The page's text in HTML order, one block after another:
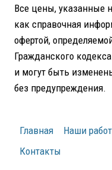
Все цены, указанные
как справочная
офертой,
Гражданского
и могут быть
без предупреждения.
Главная Наши
Контакты